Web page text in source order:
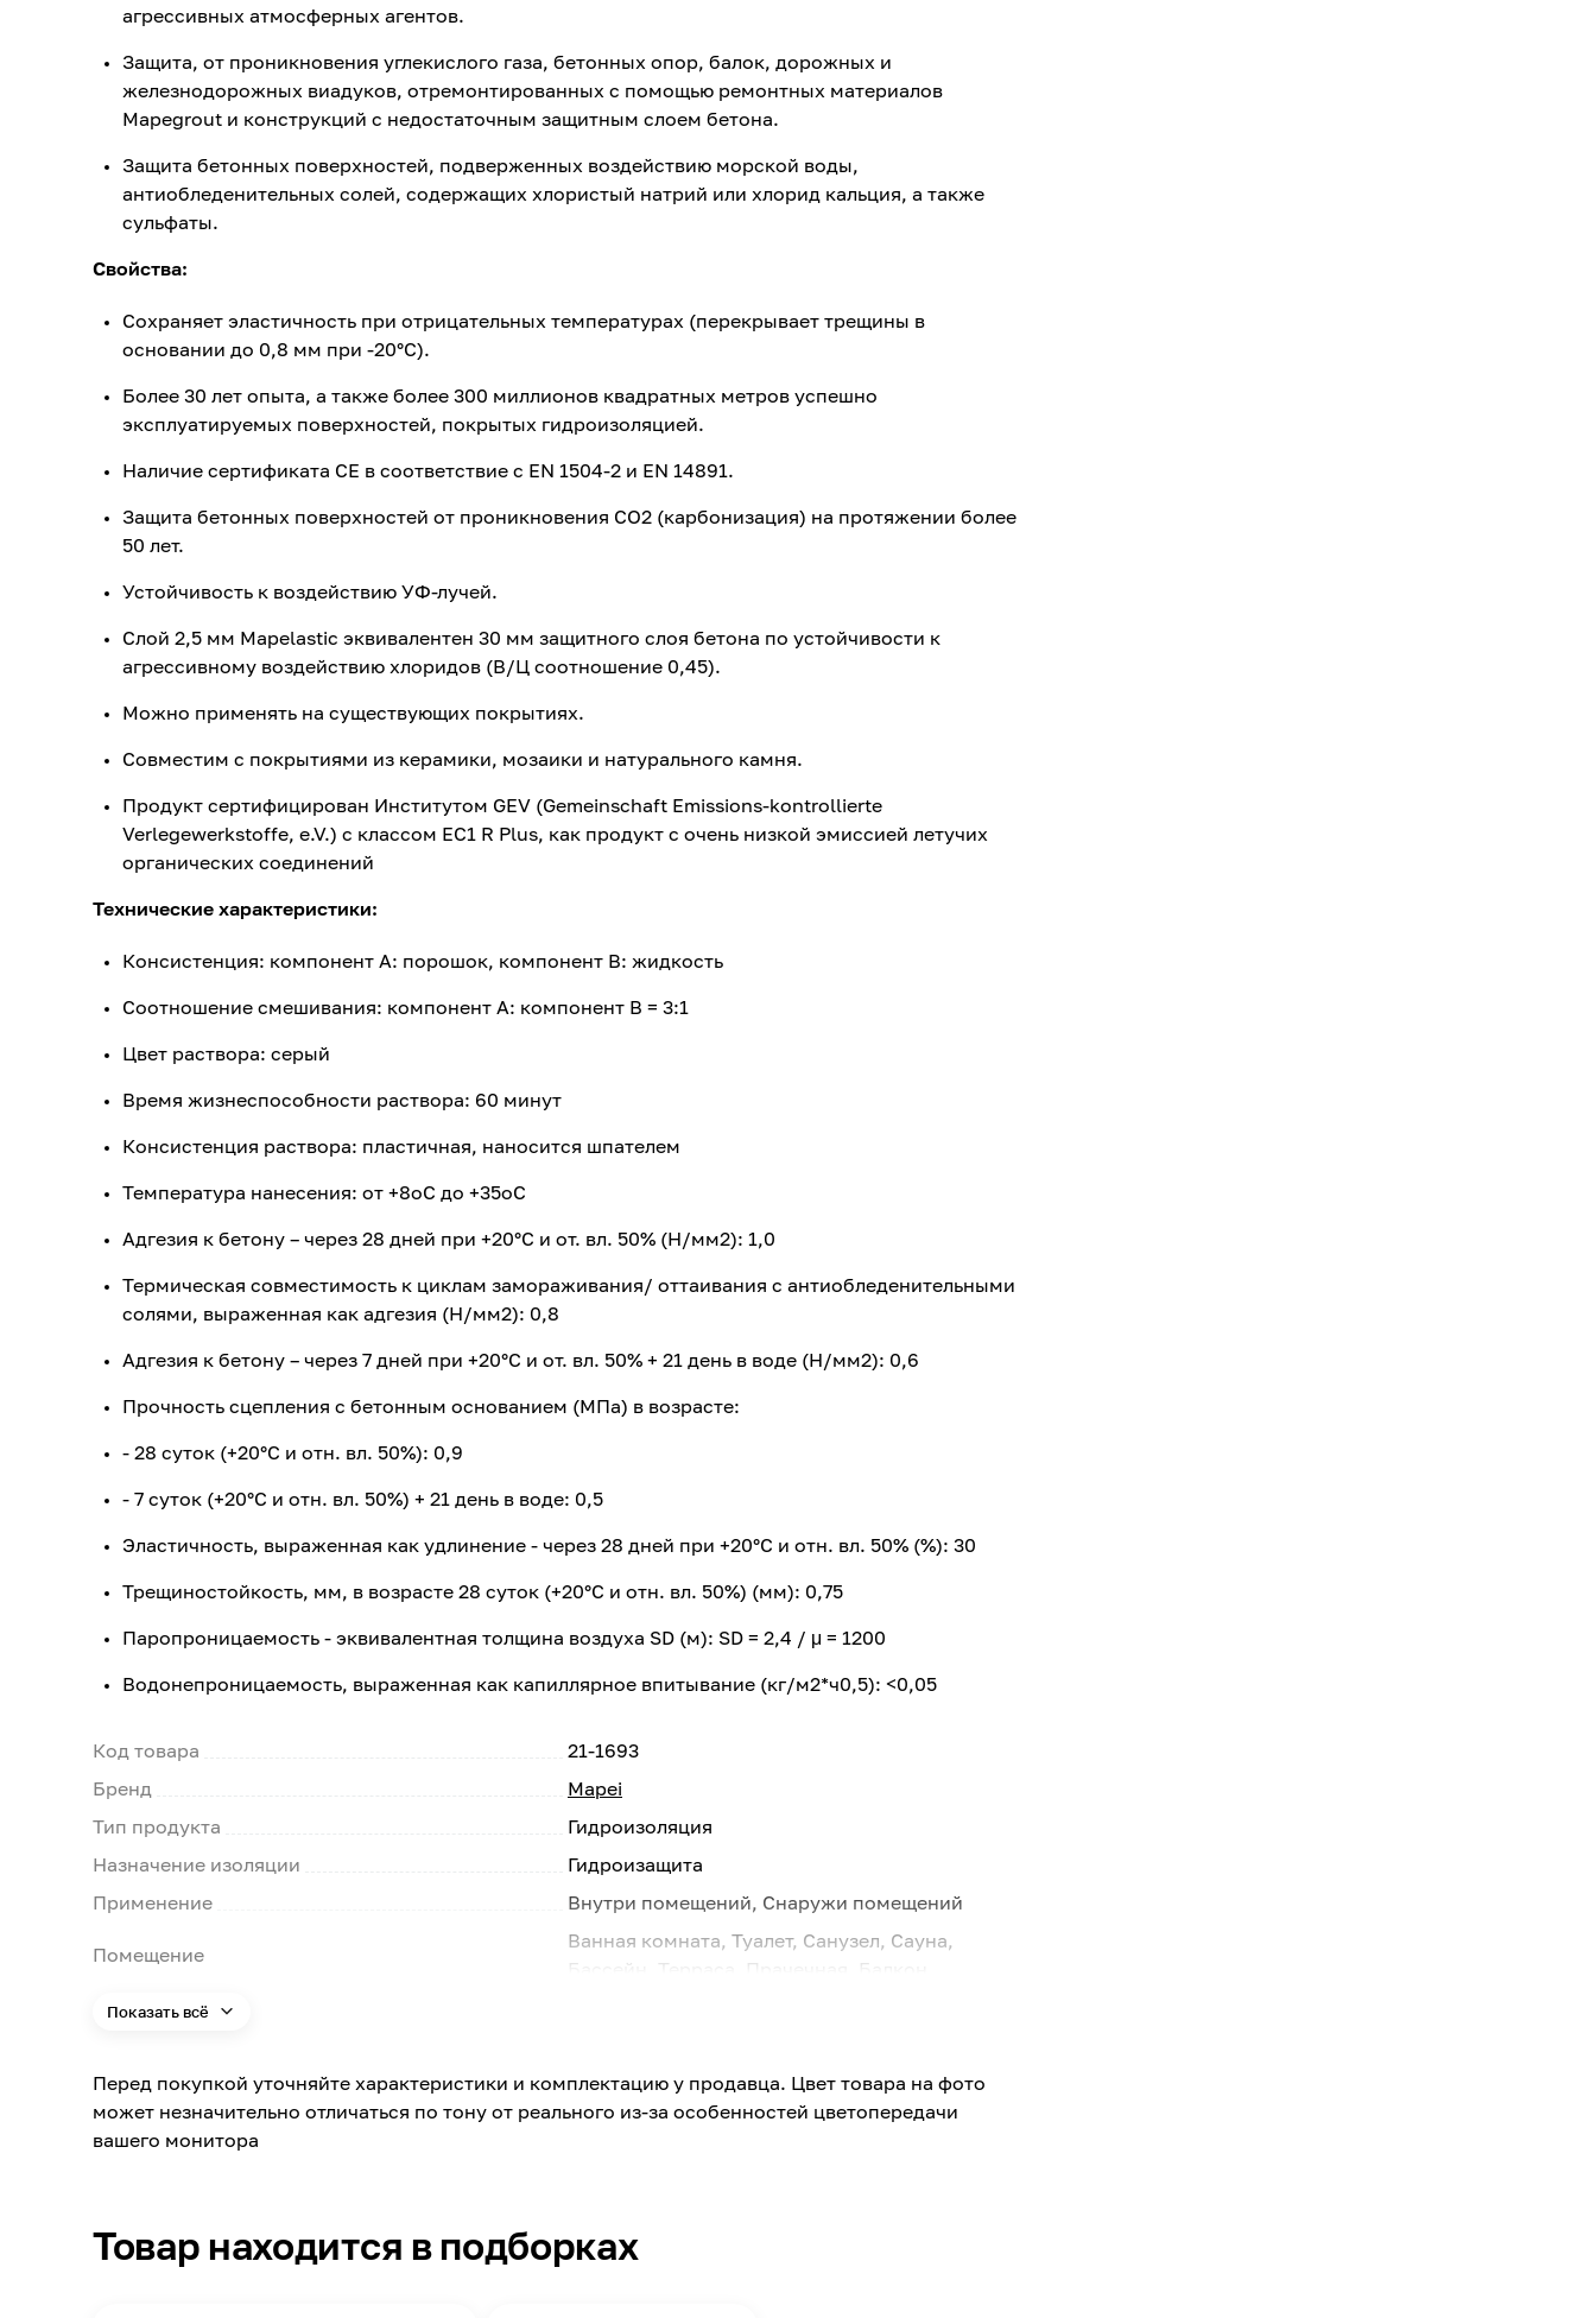
агрессивных атмосферных агентов.
Защита, от проникновения углекислого газа, бетонных опор, балок, дорожных и
железнодорожных виадуков, отремонтированных с помощью ремонтных материалов
Mapegrout и конструкций с недостаточным защитным слоем бетона.
Защита бетонных поверхностей, подверженных воздействию морской воды,
антиобледенительных солей, содержащих хлористый натрий или хлорид кальция, а также
сульфаты.
Свойства:
Сохраняет эластичность при отрицательных температурах (перекрывает трещины в
основании до 0,8 мм при -20°С).
Более 30 лет опыта, а также более 300 миллионов квадратных метров успешно
эксплуатируемых поверхностей, покрытых гидроизоляцией.
Наличие сертификата СЕ в соответствие с EN 1504-2 и EN 14891.
Защита бетонных поверхностей от проникновения CO2 (карбонизация) на протяжении более
50 лет.
Устойчивость к воздействию УФ-лучей.
Слой 2,5 мм Mapelastic эквивалентен 30 мм защитного слоя бетона по устойчивости к
агрессивному воздействию хлоридов (В/Ц соотношение 0,45).
Можно применять на существующих покрытиях.
Совместим с покрытиями из керамики, мозаики и натурального камня.
Продукт сертифицирован Институтом GEV (Gemeinschaft Emissions-kontrollierte
Verlegewerkstoffe, e.V.) с классом EC1 R Plus, как продукт с очень низкой эмиссией летучих
органических соединений
Технические характеристики:
Консистенция: компонент А: порошок, компонент В: жидкость
Соотношение смешивания: компонент А: компонент В = 3:1
Цвет раствора: серый
Время жизнеспособности раствора: 60 минут
Консистенция раствора: пластичная, наносится шпателем
Температура нанесения: от +8оС до +35оС
Адгезия к бетону – через 28 дней при +20°С и от. вл. 50% (Н/мм2): 1,0
Термическая совместимость к циклам замораживания/ оттаивания с антиобледенительными
солями, выраженная как адгезия (Н/мм2): 0,8
Адгезия к бетону – через 7 дней при +20°С и от. вл. 50% + 21 день в воде (Н/мм2): 0,6
Прочность сцепления с бетонным основанием (МПа) в возрасте:
- 28 суток (+20°С и отн. вл. 50%): 0,9
- 7 суток (+20°С и отн. вл. 50%) + 21 день в воде: 0,5
Эластичность, выраженная как удлинение - через 28 дней при +20°С и отн. вл. 50% (%): 30
Трещиностойкость, мм, в возрасте 28 суток (+20°С и отн. вл. 50%) (мм): 0,75
Паропроницаемость - эквивалентная толщина воздуха SD (м): SD = 2,4 / μ = 1200
Водонепроницаемость, выраженная как капиллярное впитывание (кг/м2*ч0,5): <0,05
Код товара
21-1693
Бренд
Mapei
Тип продукта
Гидроизоляция
Назначение изоляции
Гидроизащита
Применение
Внутри помещений, Снаружи помещений
Помещение
Ванная комната, Туалет, Санузел, Сауна,
Бассейн, Терраса, Прачечная, Балкон
Масса
Страна производства
Россия
Материал обработки
Бетон, Гипсокартон, Цементная штукатурка,
Метод нанесения
Кисть, Шпатель, Валик
Показать всё
Перед покупкой уточняйте характеристики и комплектацию у продавца. Цвет товара на фото
может незначительно отличаться по тону от реального из-за особенностей цветопередачи
вашего монитора
Товар находится в подборках